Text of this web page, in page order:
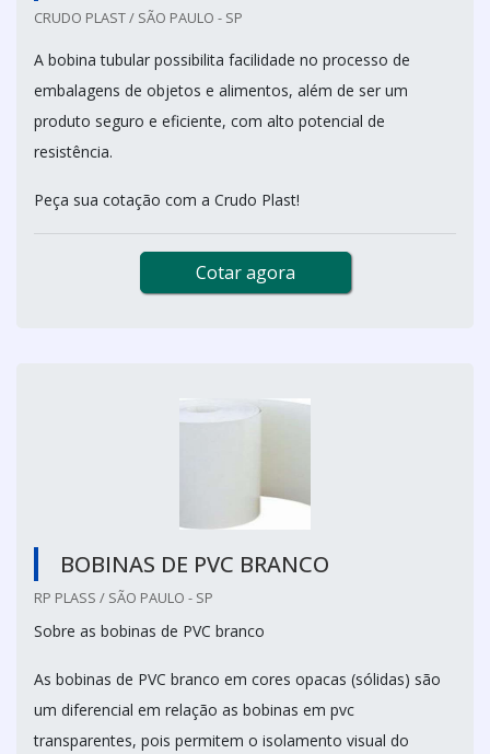
CRUDO PLAST / SÃO PAULO - SP
A bobina tubular possibilita facilidade no processo de
embalagens de objetos e alimentos, além de ser um
produto seguro e eficiente, com alto potencial de
resistência.
Peça sua cotação com a Crudo Plast!
Cotar agora
BOBINAS DE PVC BRANCO
RP PLASS / SÃO PAULO - SP
Sobre as bobinas de PVC branco
As bobinas de PVC branco em cores opacas (sólidas) são
um diferencial em relação as bobinas em pvc
transparentes, pois permitem o isolamento visual do